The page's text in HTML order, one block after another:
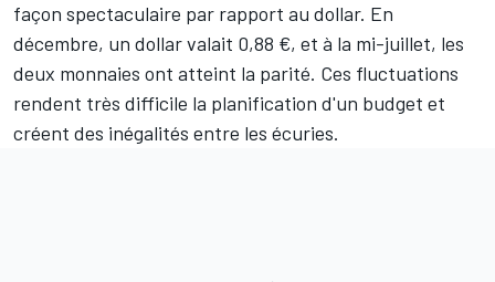
façon spectaculaire par rapport au dollar. En
décembre, un dollar valait 0,88 €, et à la mi-juillet, les
deux monnaies ont atteint la parité. Ces fluctuations
rendent très difficile la planification d'un budget et
créent des inégalités entre les écuries.